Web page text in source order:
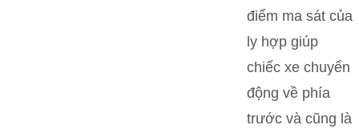
điểm ma sát của
ly hợp giúp
chiếc xe chuyển
động về phía
trước và cũng là